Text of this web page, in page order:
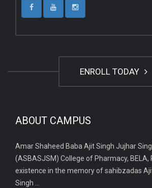
ENROLL TODAY
ABOUT CAMPUS
Amar Shaheed Baba Ajit Singh Jujhar
(ASBASJSM) College of Pharmacy, BELA,
existence in the memory of sahibzadas
Singh ...